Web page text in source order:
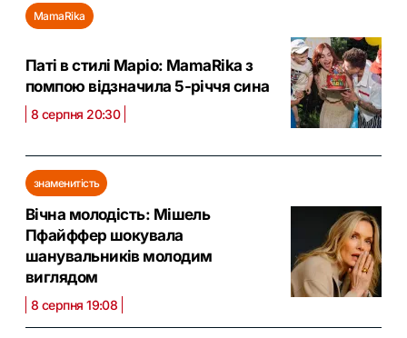
MamaRika
Паті в стилі Маріо: MamaRika з
помпою відзначила 5-річчя сина
8 серпня 20:30
знаменитість
Вічна молодість: Мішель
Пфайффер шокувала
шанувальників молодим
виглядом
8 серпня 19:08